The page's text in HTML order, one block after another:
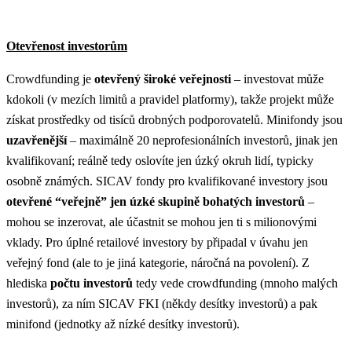
Otevřenost investorům
Crowdfunding je otevřený široké veřejnosti – investovat může
kdokoli (v mezích limitů a pravidel platformy), takže projekt může
získat prostředky od tisíců drobných podporovatelů. Minifondy jsou
uzavřenější– maximálně 20 neprofesionálních investorů, jinak jen
kvalifikovaní​; reálně tedy oslovíte jen úzký okruh lidí, typicky
osobně známých. SICAV fondy pro kvalifikované investory jsou
otevřené “veřejně” jen úzké skupině bohatých investorů –
mohou se inzerovat, ale účastnit se mohou jen ti s milionovými
vklady​. Pro úplné retailové investory by připadal v úvahu jen
veřejný fond (ale to je jiná kategorie, náročná na povolení). Z
hlediska počtu investorů tedy vede crowdfunding (mnoho malých
investorů), za ním SICAV FKI (někdy desítky investorů) a pak
minifond (jednotky až nízké desítky investorů).